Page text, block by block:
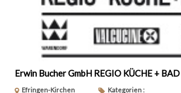
Erwin Bucher GmbH REGIO KÜCHE + BAD
Efringen-Kirchen Kategorien :